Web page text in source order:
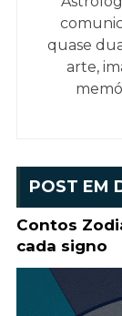
quase
arte,
POST EM
Contos
cada signo